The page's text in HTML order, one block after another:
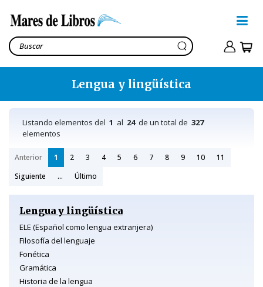
Lengua y lingüística
Listando elementos del 1 al 24de un total de 327
elementos
Anterior 1 2 3 4 5 6 7 8 9 10
11
Siguiente
... Último
Lengua y lingüística
ELE (Español como lengua extranjera)
Filosofía del lenguaje
Fonética
Gramática
Historia de la lengua